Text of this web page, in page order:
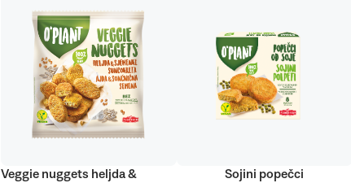
Veggie nuggets heljda &
Sojini popečci